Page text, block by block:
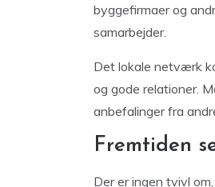
byggefirmaer og
samarbejder.
Det lokale netværk
og gode relationer.
anbefalinger fra
Fremtiden
Der er ingen tvivl